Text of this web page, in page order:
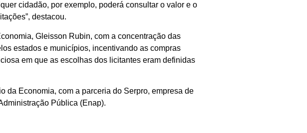
cidadão, por exemplo, poderá consultar o valor e o
destacou.
Gleisson Rubin, com a concentração das
estados e municípios, incentivando as compras
em que as escolhas dos licitantes eram definidas
da Economia, com a parceria do Serpro, empresa de
Pública (Enap).